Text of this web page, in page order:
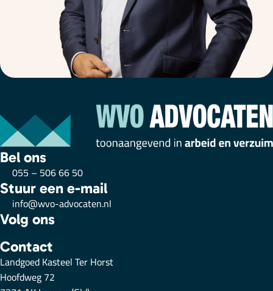
Bel ons
055 – 506 66 50
Stuur een e-mail
info@wvo-advocaten.nl
Volg ons
Contact
Landgoed Kasteel Ter Horst
Hoofdweg 72